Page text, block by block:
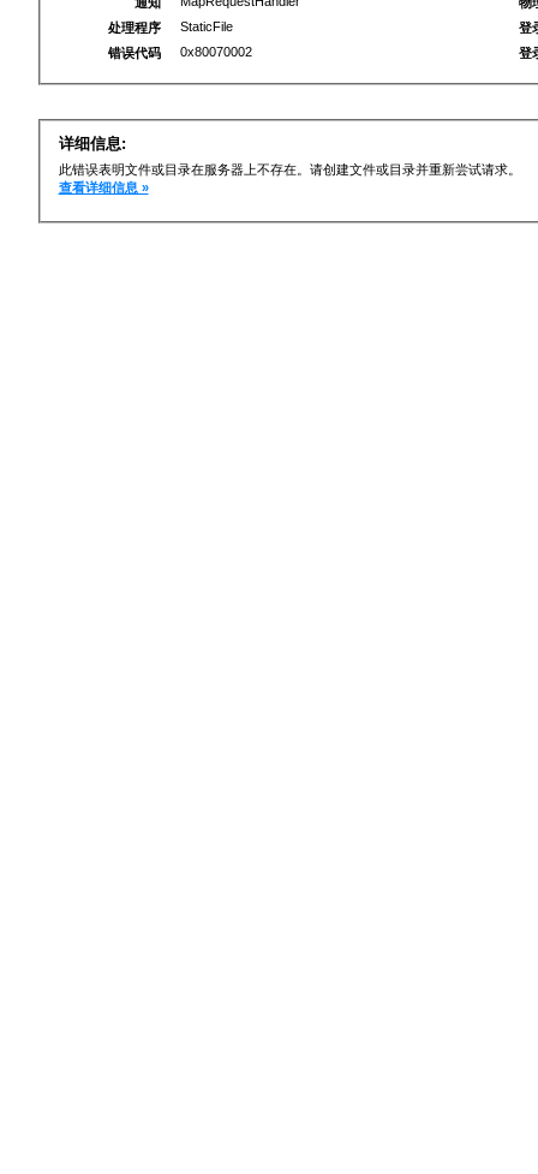
处理程序
StaticFile
错误代码
0x80070002
登
登
详细信息:
此错误表明文件或目录在服务器上不存在。请创建文件或目录并重新尝试请求。
查看详细信息 »